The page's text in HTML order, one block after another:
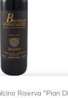
Riserva "Pian